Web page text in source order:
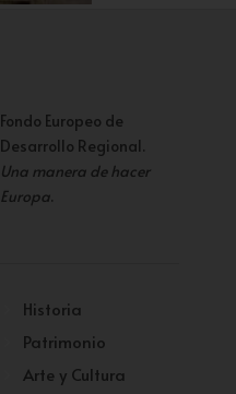
Fondo Europeo de
Desarrollo Regional.
Una manera de hacer
Europa.
Historia
Patrimonio
Arte y Cultura